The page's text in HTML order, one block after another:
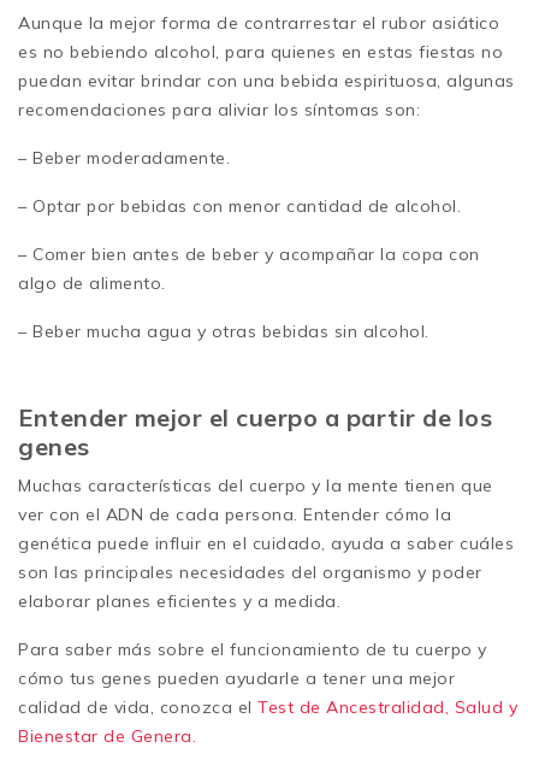
Aunque la mejor forma de contrarrestar el rubor asiático
es no bebiendo alcohol, para quienes en estas fiestas no
puedan evitar brindar con una bebida espirituosa, algunas
recomendaciones para aliviar los síntomas son:
– Beber moderadamente.
– Optar por bebidas con menor cantidad de alcohol.
– Comer bien antes de beber y acompañar la copa con
algo de alimento.
– Beber mucha agua y otras bebidas sin alcohol.
Entender mejor el cuerpo a partir de los
genes
Muchas características del cuerpo y la mente tienen que
ver con el ADN de cada persona. Entender cómo la
genética puede influir en el cuidado, ayuda a saber cuáles
son las principales necesidades del organismo y poder
elaborar planes eficientes y a medida.
Para saber más sobre el funcionamiento de tu cuerpo y
cómo tus genes pueden ayudarle a tener una mejor
calidad de vida, conozca el Test de Ancestralidad, Salud y
Bienestar de Genera.